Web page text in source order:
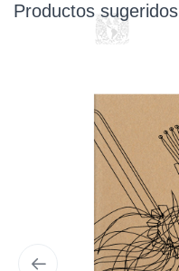
Productos sugeridos